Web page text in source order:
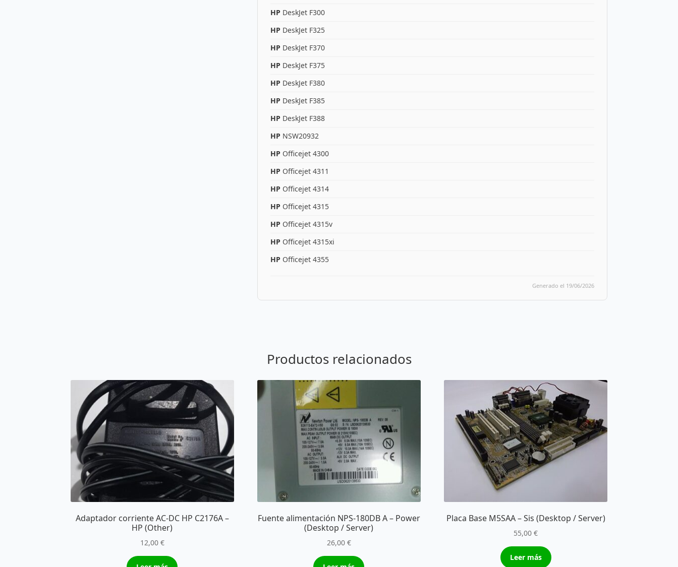
HP DeskJet F300
HP DeskJet F325
HP DeskJet F370
HP DeskJet F375
HP DeskJet F380
HP DeskJet F385
HP DeskJet F388
HP NSW20932
HP Officejet 4300
HP Officejet 4311
HP Officejet 4314
HP Officejet 4315
HP Officejet 4315v
HP Officejet 4315xi
HP Officejet 4355
Generado el 19/06/2026
Productos relacionados
Adaptador corriente AC-DC HP C2176A –
HP (Other)
12,00 €
Fuente alimentación NPS-180DB A – Power
(Desktop / Server)
26,00 €
Placa Base M5SAA – Sis (Desktop / Server)
55,00€
Leer más